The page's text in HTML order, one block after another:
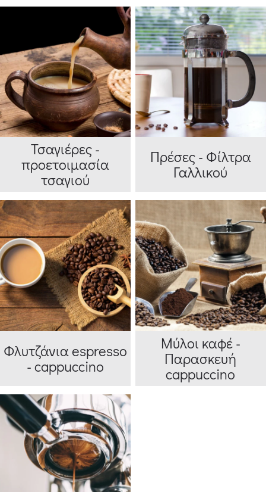
Τσαγιέρες -
προετοιμασία
τσαγιού
Πρέσες - Φίλτρα
Γαλλικού
Φλυτζάνια espresso
- cappuccino
Μύλοι καφέ -
Παρασκευή
cappuccino